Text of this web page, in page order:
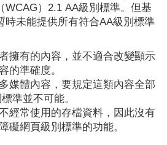
WCAG）2.1 AA級別標準。但基
時未能提供所有符合AA級別標準
擁有的內容，並不適合改變顯示
的準確度。
媒體內容，要規定這類內容全部
準並不可能。
經常使用的存檔資料，因此沒有
礙網頁級別標準的功能。